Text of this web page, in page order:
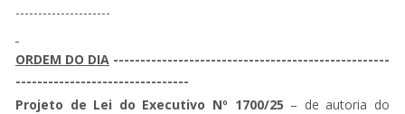
---------------------
ORDEM DO DIA ---------------------------------------------------
--------------------------------
Projeto de Lei do Executivo Nº 1700/25 – de autoria do